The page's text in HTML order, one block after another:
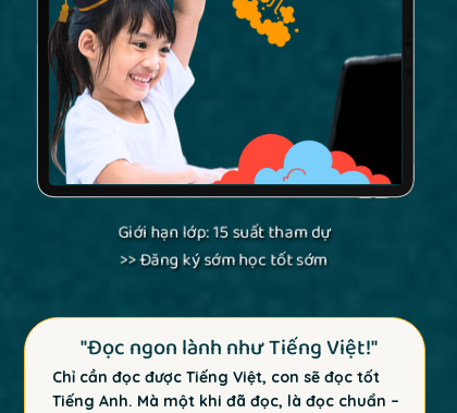
Giới hạn lớp: 15 suất tham dự
>> Đăng ký sớm học tốt sớm
"Đọc ngon lành như Tiếng Việt!"
Chỉ cần đọc được Tiếng Việt, con sẽ đọc tốt
Tiếng Anh. Mà một khi đã đọc, là đọc chuẩn –